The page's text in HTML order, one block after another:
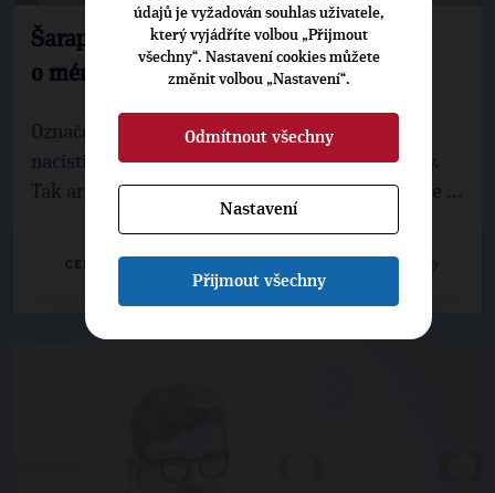
Šarapatka zažaloval Macinku za výroky
o méněcenných
Označení kritiků za méněcenné připomíná
nacistickou ideologii a je zásahem do jejich práv.
Tak argumentuje bývalý člen rady České televize ...
CELÝ ČLÁNEK
údajů je vyžadován souhlas uživatele,
který vyjádříte volbou „Přijmout
všechny“. Nastavení cookies můžete
změnit volbou „Nastavení“.
Odmítnout všechny
Nastavení
Přijmout všechny